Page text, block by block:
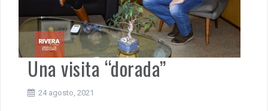
Una visita “dorada”
24 agosto, 2021